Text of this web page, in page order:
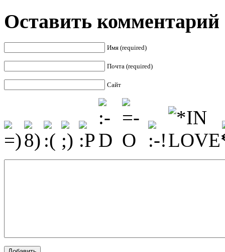
Оставить комментарий
Имя (required)
Почта (required)
Сайт